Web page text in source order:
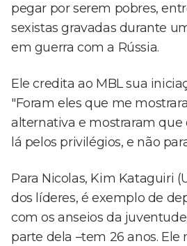
pegar por serem pobres,
sexistas gravadas durante
em guerra com a Rússia.
Ele credita ao MBL sua
"Foram eles que me
alternativa e mostraram que
lá pelos privilégios, e não
Para Nicolas, Kim Kataguiri
dos líderes, é exemplo de
com os anseios da
parte dela –tem 26 anos. Ele